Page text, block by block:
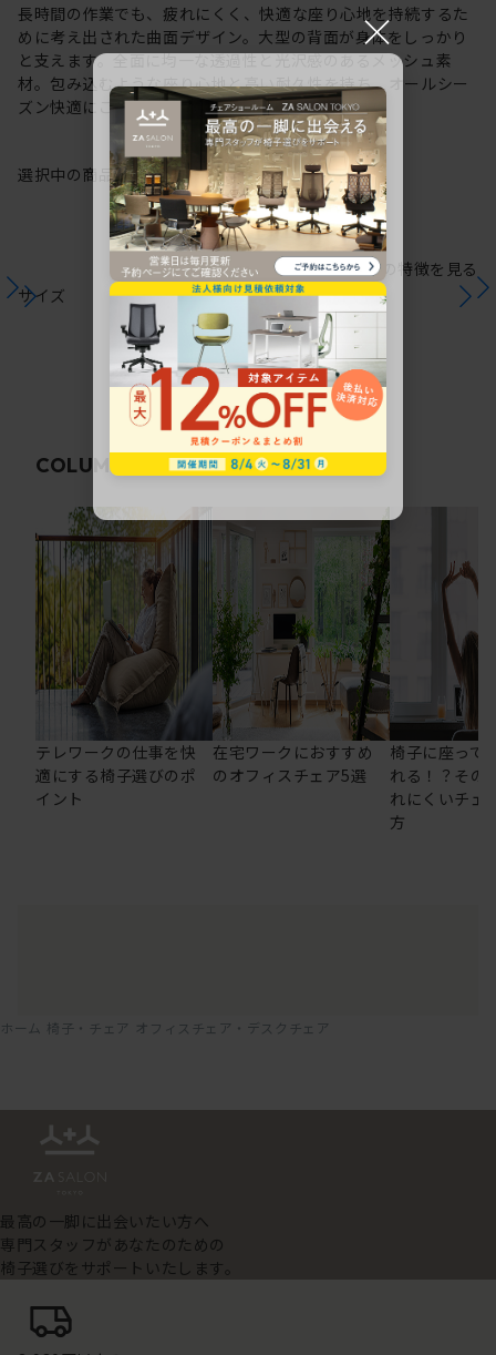
長時間の作業でも、疲れにくく、快適な座り心地を持続するた
めに考え出された曲面デザイン。大型の背面が身体をしっかり
と支えます。全面に均一な透過性と光沢感のあるメッシュ素
材。包み込むような座り心地と高い耐久性を持ち、オールシー
ズン快適にご使用いただけます。
選択中の商品情報保証 注意事項
サイズ
シリーズの特徴を見る
COLUMN 関連コラム
テレワークの仕事を快
適にする椅子選びのポ
イント
在宅ワークにおすすめ
のオフィスチェア5選
椅子に座って
れる！？その
れにくいチェ
方
ホーム 椅子・チェア オフィスチェア・デスクチェア
最高の一脚に出会いたい方へ
専門スタッフがあなたのための
椅子選びをサポートいたします。
×